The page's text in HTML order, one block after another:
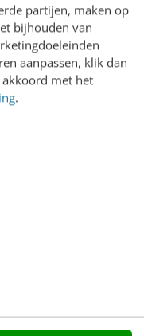
partijen, maken op
bijhouden van
aanpassen, klik dan
akkoord met het
.
geleden